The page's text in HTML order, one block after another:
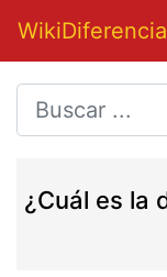
¿Cuál es la